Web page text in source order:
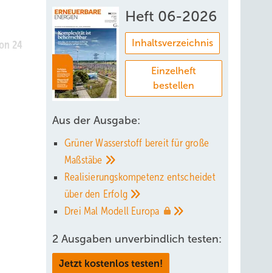
24
Heft 06-2026
Inhaltsverzeichnis
Einzelheft
bestellen
Aus der Ausgabe:
Grüner Wasserstoff bereit für große
Maßstäbe
Realisierungskompetenz entscheidet
über den Erfolg
Drei Mal Modell Europa
2 Ausgaben unverbindlich testen:
Jetzt kostenlos testen!